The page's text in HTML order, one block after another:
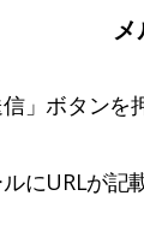
」ボタン
にURLが